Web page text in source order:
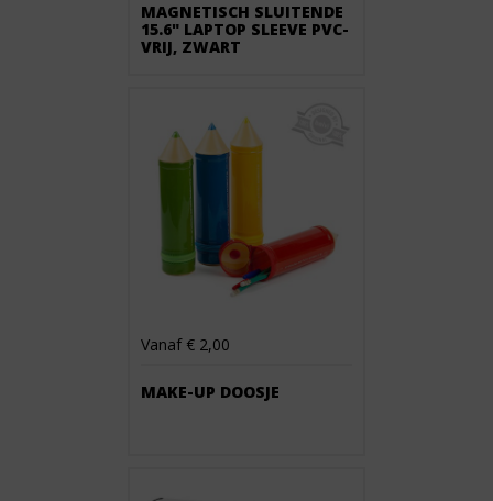
MAGNETISCH SLUITENDE
15.6" LAPTOP SLEEVE PVC-
VRIJ, ZWART
Vanaf € 2,00
MAKE-UP DOOSJE